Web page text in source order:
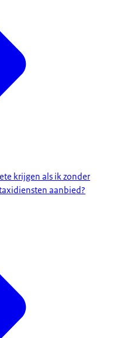
krijgen als ik zonder
aanbied?